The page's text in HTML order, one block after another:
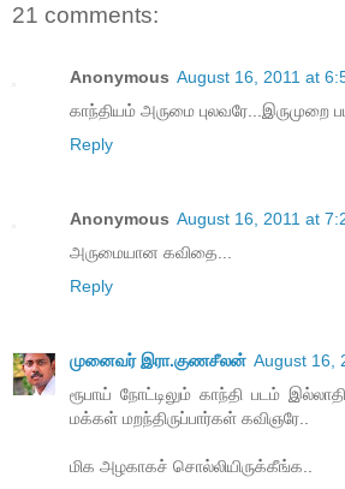
21 comments:
Anonymous August 16, 2011 at
காந்தியம் அருமை புலவரே...இருமுறை
Reply
Anonymous August 16, 2011 at
அருமையான கவிதை...
Reply
முனைவர் இரா.குணசீலன் August 16,
ரூபாய் நோட்டிலும் காந்தி படம்
மக்கள் மறந்திருப்பார்கள் கவிஞரே..
மிக அழகாகச் சொல்லியிருக்கீங்க..